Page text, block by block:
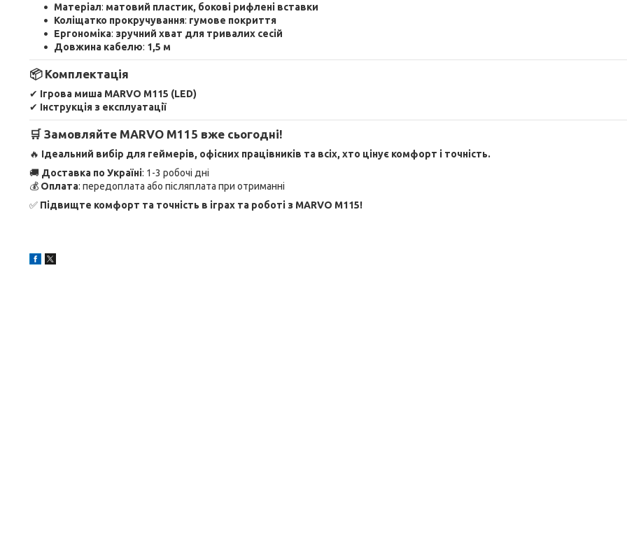
Матеріал: матовий пластик, бокові рифлені вставки
Коліщатко прокручування: гумове покриття
Ергономіка: зручний хват для тривалих сесій
Довжина кабелю: 1,5 м
📦 Комплектація
✔ Ігрова миша MARVO M115 (LED)
✔ Інструкція з експлуатації
🛒 Замовляйте MARVO M115 вже сьогодні!
🔥 Ідеальний вибір для геймерів, офісних працівників та всіх, хто цінує комфорт і точність.
🚚 Доставка по Україні: 1-3 робочі дні
💰 Оплата: передоплата або післяплата при отриманні
✅ Підвищте комфорт та точність в іграх та роботі з MARVO M115!